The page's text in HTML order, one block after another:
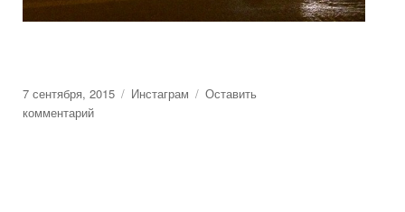
Posted
on
7 сентября, 2015 Categories
Инстаграм
Оставить
комментарий